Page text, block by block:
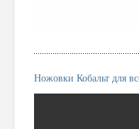
Ножовки Кобальт для